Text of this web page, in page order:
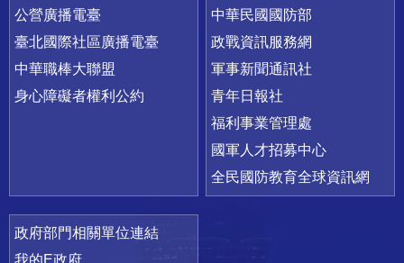
公營廣播電臺
臺北國際社區廣播電臺
中華職棒大聯盟
身心障礙者權利公約
中華民國國防部
政戰資訊服務網
軍事新聞通訊社
青年日報社
福利事業管理處
國軍人才招募中心
全民國防教育全球資訊網
政府部門相關單位連結
我的E政府